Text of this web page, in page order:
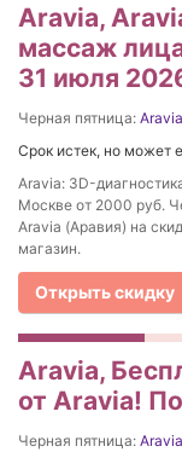
Aravia,
массаж
31 июля
Черная пятница: Aravia
Срок истек, но может
Aravia: 3D-
Москве от 2000 руб.
Aravia (Аравия) на
магазин.
Открыть скидку
Aravia,
от Aravia!
Черная пятница: Aravia